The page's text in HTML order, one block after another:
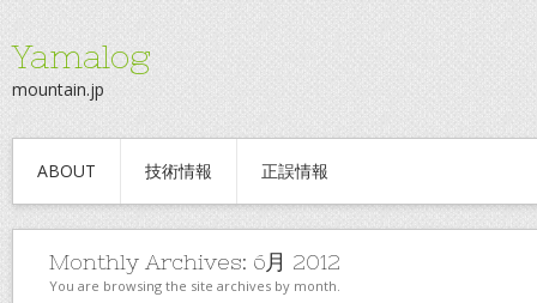
Yamalog
mountain.jp
ABOUT 技術情報 正誤情報
Monthly Archives: 6月 2012
You are browsing the site archives by month.